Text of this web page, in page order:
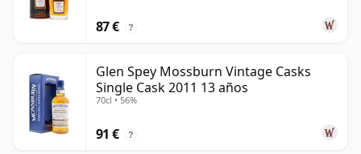
87 € ?
Glen Spey Mossburn Vintage Casks
Single Cask 2011 13 años
70cl • 56%
91 € ?